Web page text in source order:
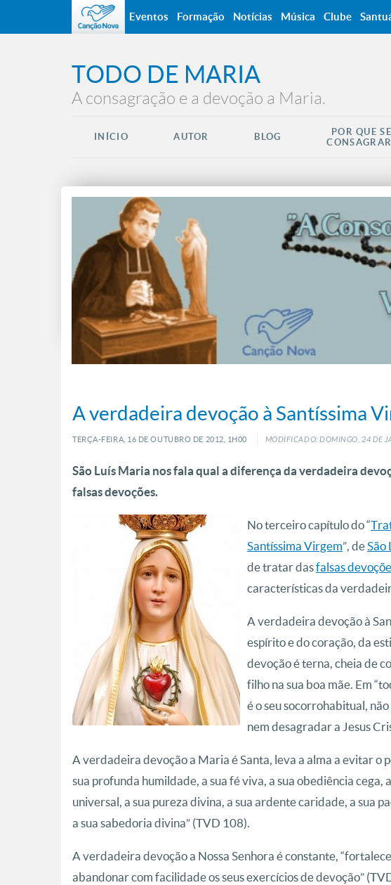
TODO DE MARIA
A consagração e a devoção a Maria.
INÍCIO AUTOR BLOG
POR QUE SE
A verdadeira devoção à Santíssima
TERÇA-FEIRA, 16 DE OUTUBRO DE 2012, 1H00 MODIFICADO: DOMINGO, 24 DE
São Luís Maria nos fala qual a diferença da verdadeira
falsas devoções.
No terceiro capítulo do “
Santíssima Virgem”, deSão
de tratar dasfalsas
características da
A verdadeira devoção à
espírito e do coração, da
devoção é terna, cheia de
filho na sua boa mãe. Em
é o seu socorro habitual,
nem desagradar a Jesus
A verdadeira devoção a Maria é Santa, leva a alma a evitar o
sua profunda humildade, a sua fé viva, a sua obediência cega,
universal, a sua pureza divina, a sua ardente caridade, a sua
a sua sabedoria divina” (TVD 108).
A verdadeira devoção a Nossa Senhora é constante,
abandonar com facilidade os seus exercícios de devoção”
Eventos Formação Notícias Música Clube